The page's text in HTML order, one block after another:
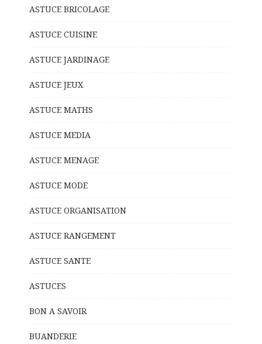
ASTUCE BRICOLAGE
ASTUCE CUISINE
ASTUCE JARDINAGE
ASTUCE JEUX
ASTUCE MATHS
ASTUCE MEDIA
ASTUCE MENAGE
ASTUCE MODE
ASTUCE ORGANISATION
ASTUCE RANGEMENT
ASTUCE SANTE
ASTUCES
BON A SAVOIR
BUANDERIE